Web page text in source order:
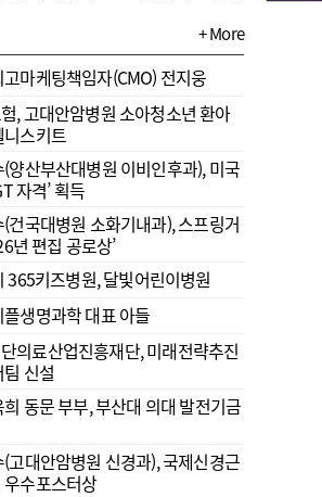
+ More
마케팅책임자(CMO) 전지웅
, 고대안암병원 소아청소년 환아
스키트
양산부산대병원 이비인후과), 미국
자격’ 획득
건국대병원 소화기내과), 스프링거
년 편집 공로상’
365키즈병원, 달빛어린이병원
생명과학 대표 아들
의료산업진흥재단, 미래전략추진
팀 신설
희 동문 부부, 부산대 의대 발전기금
고대안암병원 신경과), 국제신경근
수포스터상